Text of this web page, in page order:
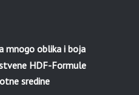
mnogo oblika i boja
HDF-Formule
sredine